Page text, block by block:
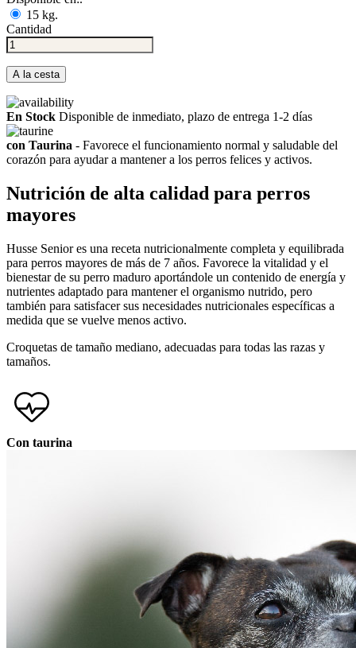
15 kg.
Cantidad
A la cesta
En Stock Disponible de inmediato, plazo de entrega 1-2 días
con Taurina - Favorece el funcionamiento normal y saludable del
corazón para ayudar a mantener a los perros felices y activos.
Nutrición de alta calidad para perros
mayores
Husse Senior es una receta nutricionalmente completa y equilibrada
para perros mayores de más de 7 años. Favorece la vitalidad y el
bienestar de su perro maduro aportándole un contenido de energía y
nutrientes adaptado para mantener el organismo nutrido, pero
también para satisfacer sus necesidades nutricionales específicas a
medida que se vuelve menos activo.
Croquetas de tamaño mediano, adecuadas para todas las razas y
tamaños.
Con taurina